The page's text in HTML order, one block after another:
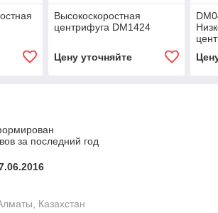
Высокоскоростная
центрифуга DM1424
Цену уточняйте
за последний год
Казахстан